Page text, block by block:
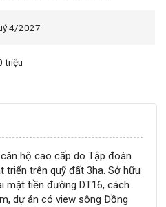
4/2027
triệu
hộ cao cấp do Tập đoàn
triển trên quỹ đất 3ha. Sở hữu
mặt tiền đường DT16, cách
dự án có view sông Đồng